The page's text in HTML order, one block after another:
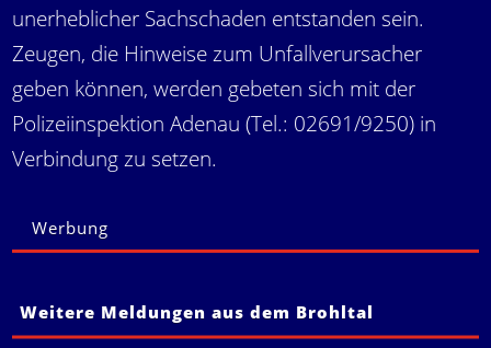
unerheblicher Sachschaden entstanden sein.
Zeugen, die Hinweise zum Unfallverursacher
geben können, werden gebeten sich mit der
Polizeiinspektion Adenau (Tel.: 02691/9250) in
Verbindung zu setzen.
Werbung
Weitere Meldungen aus dem Brohltal